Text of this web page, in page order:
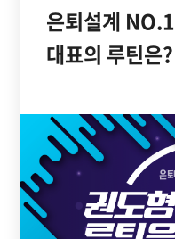
은퇴설계
대표의 루틴